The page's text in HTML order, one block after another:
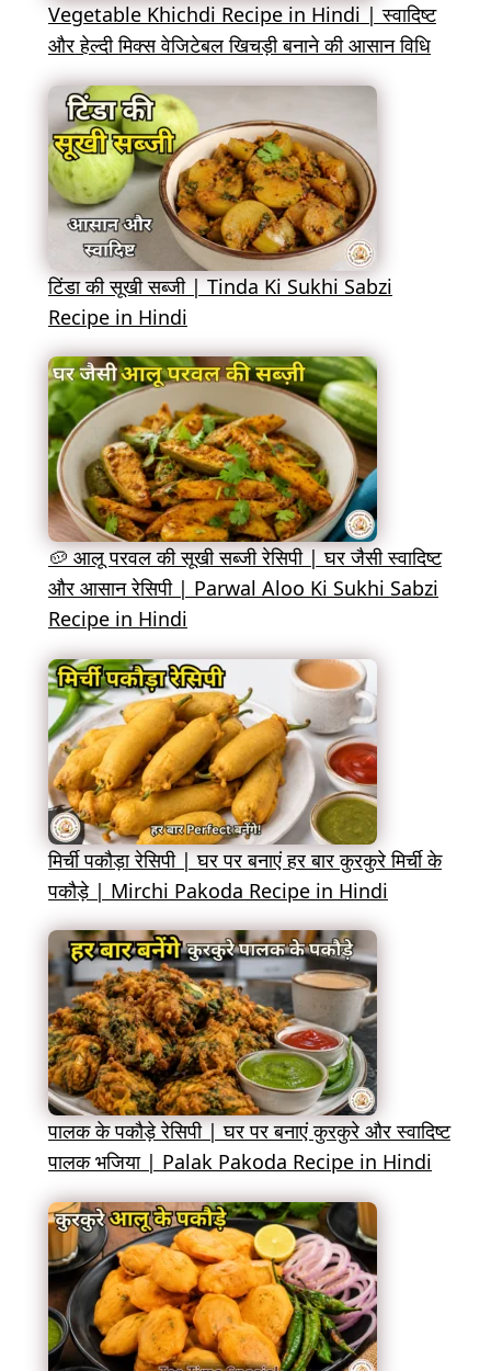
Vegetable Khichdi Recipe in Hindi | स्वादिष्ट
और हेल्दी मिक्स वेजिटेबल खिचड़ी बनाने की आसान विधि
टिंडा की सूखी सब्जी | Tinda Ki Sukhi Sabzi
Recipe in Hindi
🥔 आलू परवल की सूखी सब्जी रेसिपी | घर जैसी स्वादिष्ट
और आसान रेसिपी | Parwal Aloo Ki Sukhi Sabzi
Recipe in Hindi
मिर्ची पकौड़ा रेसिपी | घर पर बनाएं हर बार कुरकुरे मिर्ची के
पकौड़े | Mirchi Pakoda Recipe in Hindi
पालक के पकौड़े रेसिपी | घर पर बनाएं कुरकुरे और स्वादिष्ट
पालक भजिया | Palak Pakoda Recipe in Hindi